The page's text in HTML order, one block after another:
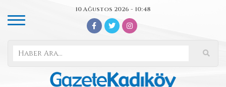
10 Ağustos 2026 - 10:48